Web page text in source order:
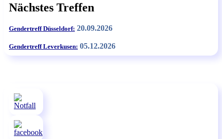
Nächstes Treffen
Gendertreff Düsseldorf: 20.09.2026
Gendertreff Leverkusen: 05.12.2026